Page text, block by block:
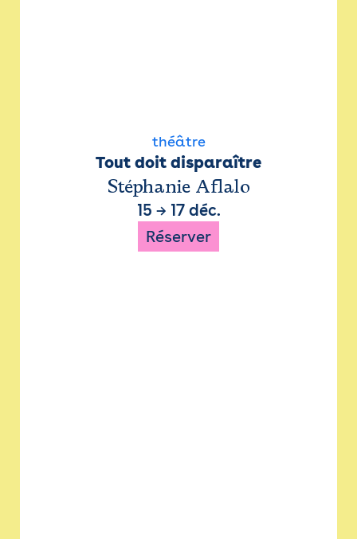
théâtre
Tout doit disparaître
Stéphanie Aflalo
15 → 17 déc.
Réserver